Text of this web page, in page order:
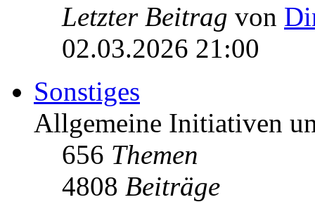
Letzter Beitrag von
02.03.2026 21:00
Sonstiges
Allgemeine Initiativen
656 Themen
4808 Beiträge